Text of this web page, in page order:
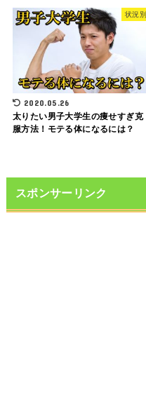
状況別
2020.05.26
太りたい男子大学生の痩せすぎ克
服方法！モテる体になるには？
スポンサーリンク